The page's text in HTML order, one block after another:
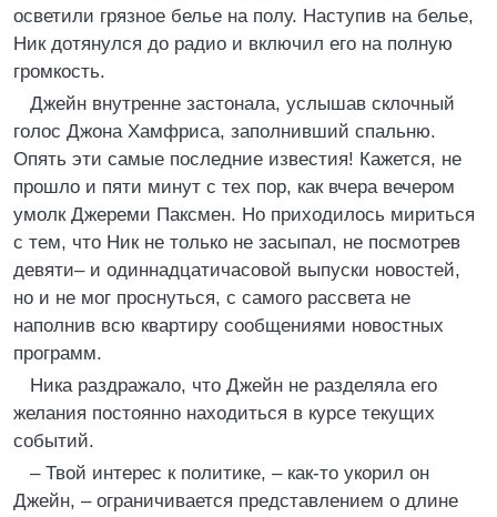
осветили грязное белье на полу. Наступив на белье,
Ник дотянулся до радио и включил его на полную
громкость.
Джейн внутренне застонала, услышав склочный
голос Джона Хамфриса, заполнивший спальню.
Опять эти самые последние известия! Кажется, не
прошло и пяти минут с тех пор, как вчера вечером
умолк Джереми Паксмен. Но приходилось мириться
с тем, что Ник не только не засыпал, не посмотрев
девяти– и одиннадцатичасовой выпуски новостей,
но и не мог проснуться, с самого рассвета не
наполнив всю квартиру сообщениями новостных
программ.
Ника раздражало, что Джейн не разделяла его
желания постоянно находиться в курсе текущих
событий.
– Твой интерес к политике, – как-то укорил он
Джейн, – ограничивается представлением о длине